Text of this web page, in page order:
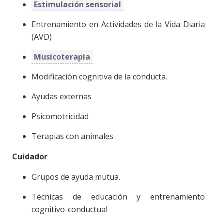
Estimulación sensorial
Entrenamiento en Actividades de la Vida Diaria
(AVD)
Musicoterapia
Modificación cognitiva de la conducta.
Ayudas externas
Psicomotricidad
Terapias con animales
Cuidador
Grupos de ayuda mutua.
Técnicas de educación y entrenamiento
cognitivo-conductual